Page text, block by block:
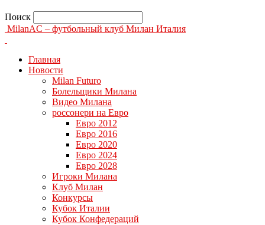
Поиск
MilanAC – футбольный клуб Милан Италия
Главная
Новости
Milan Futuro
Болельщики Милана
Видео Милана
россонери на Евро
Евро 2012
Евро 2016
Евро 2020
Евро 2024
Евро 2028
Игроки Милана
Клуб Милан
Конкурсы
Кубок Италии
Кубок Конфедераций